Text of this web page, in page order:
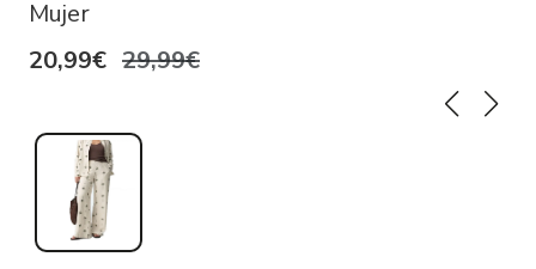
Mujer
20,99€ 29,99€